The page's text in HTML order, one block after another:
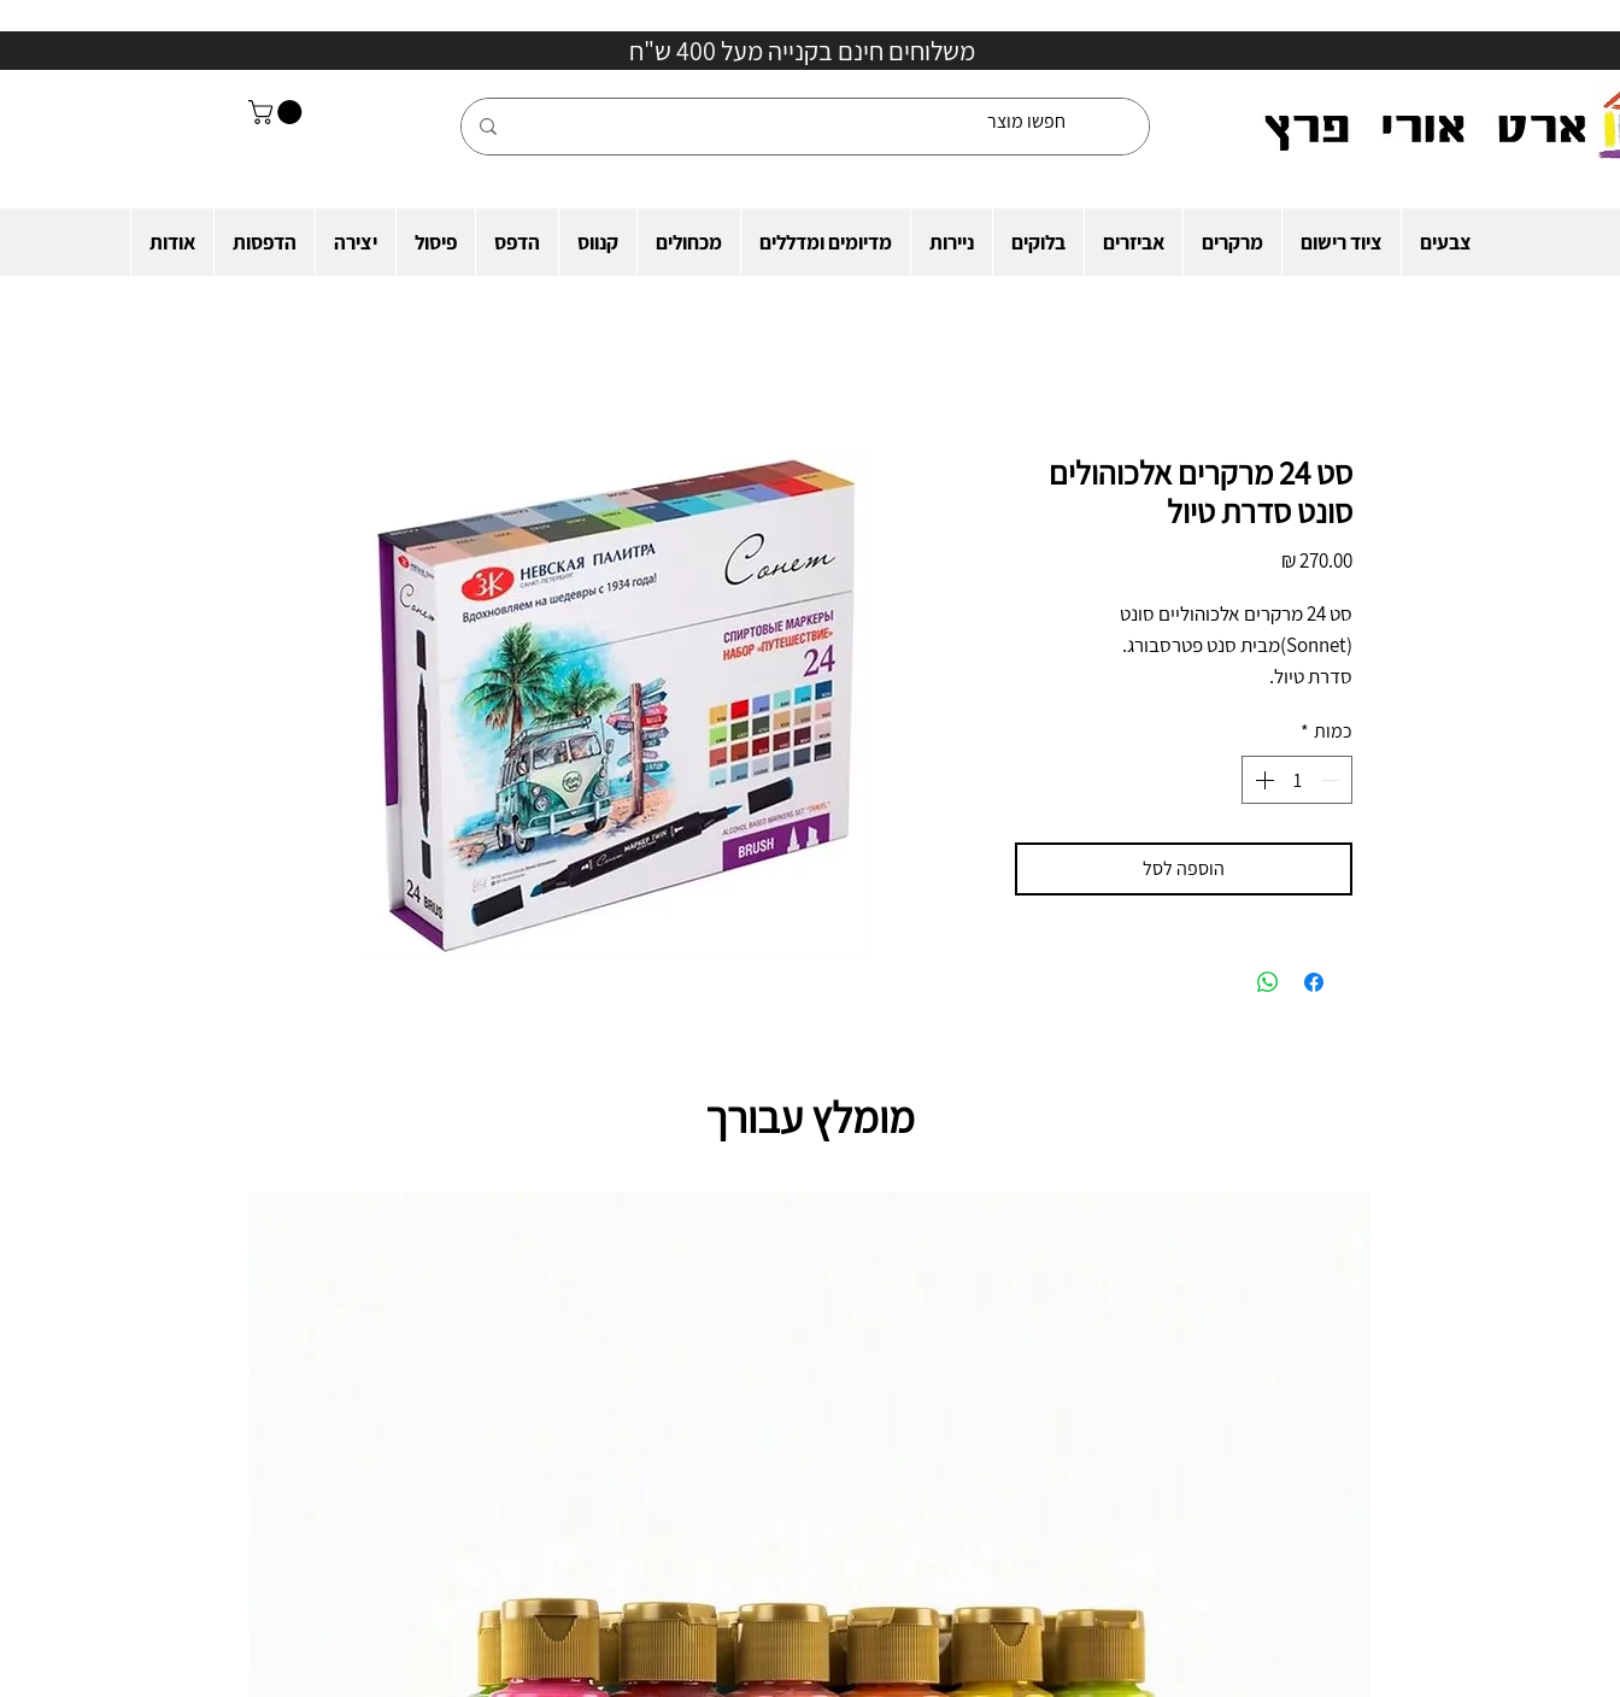
משלוחים חינם בקנייה מעל 400 ש"ח
צבעים ציוד רישום מרקרים אביזרים בלוקים ניירות מדיומים ומדללים מכחולים קנווס הדפס פיסול יצירה הדפסות אודות
סט 24 מרקרים אלכוהולים
סונט סדרת טיול
סט 24 מרקרים אלכוהוליים סונט
(Sonnet)מבית סנט פטרסבורג.
סדרת טיול.
כמות *
הוספה לסל
מומלץ עבורך